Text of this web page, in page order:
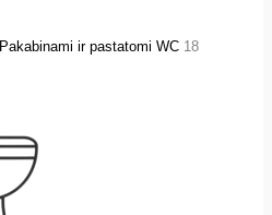
Pakabinami ir pastatomi WC 18